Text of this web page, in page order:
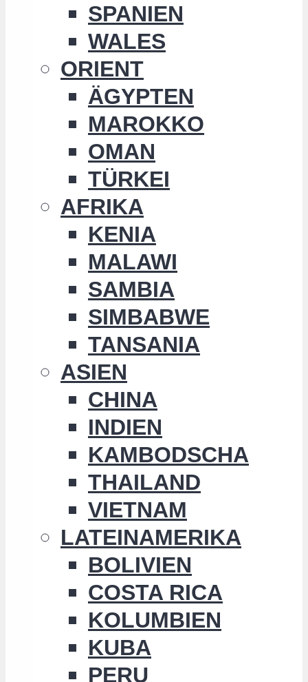
SPANIEN
WALES
ORIENT
ÄGYPTEN
MAROKKO
OMAN
TÜRKEI
AFRIKA
KENIA
MALAWI
SAMBIA
SIMBABWE
TANSANIA
ASIEN
CHINA
INDIEN
KAMBODSCHA
THAILAND
VIETNAM
LATEINAMERIKA
BOLIVIEN
COSTA RICA
KOLUMBIEN
KUBA
PERU